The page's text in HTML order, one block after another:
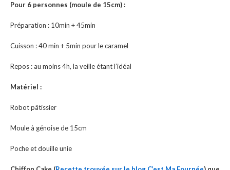
Pour 6 personnes (moule de 15cm) :
Préparation : 10min + 45min
Cuisson : 40 min + 5min pour le caramel
Repos : au moins 4h, la veille étant l’idéal
Matériel :
Robot pâtissier
Moule à génoise de 15cm
Poche et douille unie